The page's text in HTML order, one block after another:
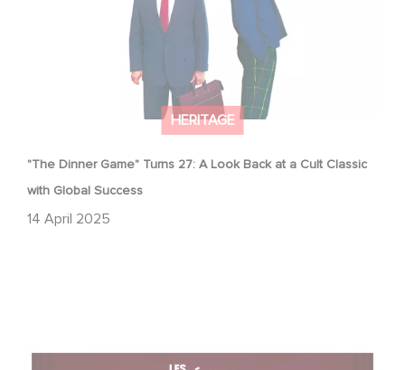
HERITAGE
"The Dinner Game" Turns 27: A Look Back at a Cult Classic
with Global Success
14 April 2025
With Gaumont's Treasures, Relive 130 Years of